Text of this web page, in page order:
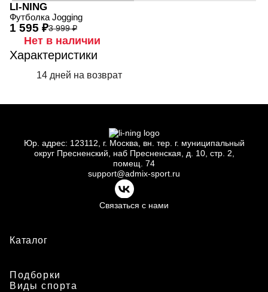
LI-NING
Футболка Jogging
3 999 ₽
1 595 ₽
Нет в наличии
Характеристики
14 дней на возврат
Юр. адрес: 123112, г. Москва, вн. тер. г. муниципальный
округ Пресненский, наб Пресненская, д. 10, стр. 2,
помещ. 74
support@admix-sport.ru
Связаться с нами
Каталог
Подборки
Виды спорта